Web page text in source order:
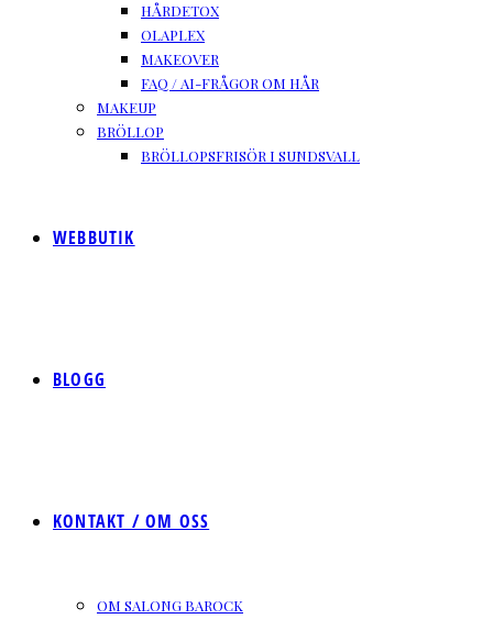
HÅRDETOX
OLAPLEX
MAKEOVER
FAQ / AI-FRÅGOR OM HÅR
MAKEUP
BRÖLLOP
BRÖLLOPSFRISÖR I SUNDSVALL
WEBBUTIK
BLOGG
KONTAKT / OM OSS
OM SALONG BAROCK